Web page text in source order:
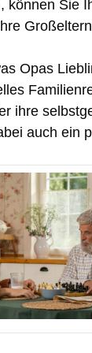
Sie
Opas
ihre
auch ein